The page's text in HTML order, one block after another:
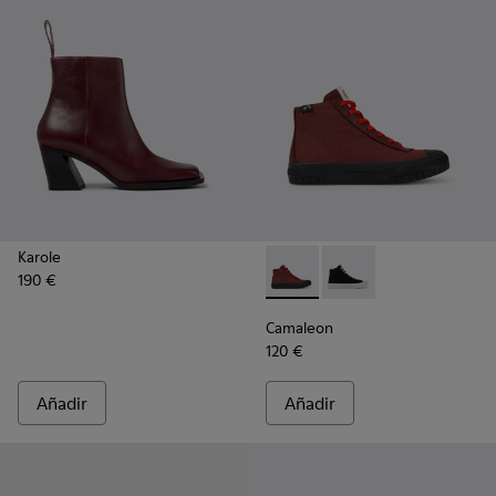
Karole
190 €
Añadir
Camaleon - K400615-003 -
Camaleon -
Camaleon
120 €
Añadir